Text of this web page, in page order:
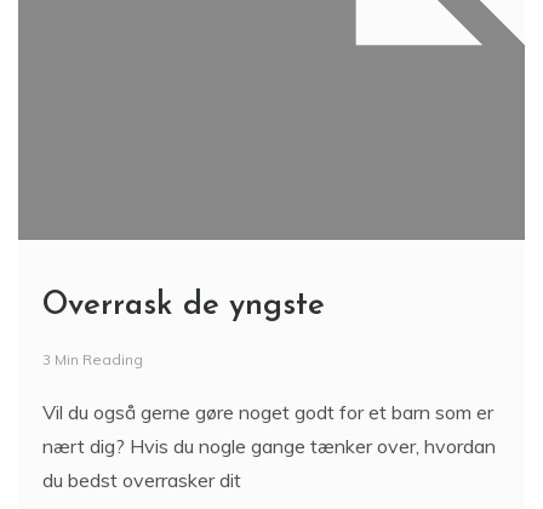
Overrask de yngste
3 Min Reading
Vil du også gerne gøre noget godt for et barn som er
nært dig? Hvis du nogle gange tænker over, hvordan
du bedst overrasker dit